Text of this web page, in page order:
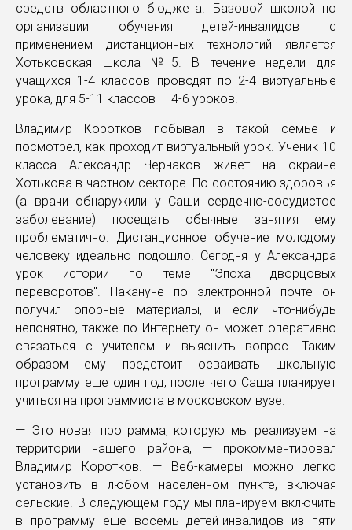
средств областного бюджета. Базовой школой по
организации обучения детей-инвалидов с
применением дистанционных технологий является
Хотьковская школа №5. В течение недели для
учащихся 1-4 классов проводят по 2-4 виртуальные
урока, для 5-11 классов — 4-6 уроков.
Владимир Коротков побывал в такой семье и
посмотрел, как проходит виртуальный урок. Ученик 10
класса Александр Чернаков живет на окраине
Хотькова в частном секторе. По состоянию здоровья
(а врачи обнаружили у Саши сердечно-сосудистое
заболевание) посещать обычные занятия ему
проблематично. Дистанционное обучение молодому
человеку идеально подошло. Сегодня у Александра
урок истории по теме "Эпоха дворцовых
переворотов". Накануне по электронной почте он
получил опорные материалы, и если что-нибудь
непонятно, также по Интернету он может оперативно
связаться с учителем и выяснить вопрос. Таким
образом ему предстоит осваивать школьную
программу еще один год, после чего Саша планирует
учиться на программиста в московском вузе.
— Это новая программа, которую мы реализуем на
территории нашего района, — прокомментировал
Владимир Коротков. — Веб-камеры можно легко
установить в любом населенном пункте, включая
сельские. В следующем году мы планируем включить
в программу еще восемь детей-инвалидов из пяти